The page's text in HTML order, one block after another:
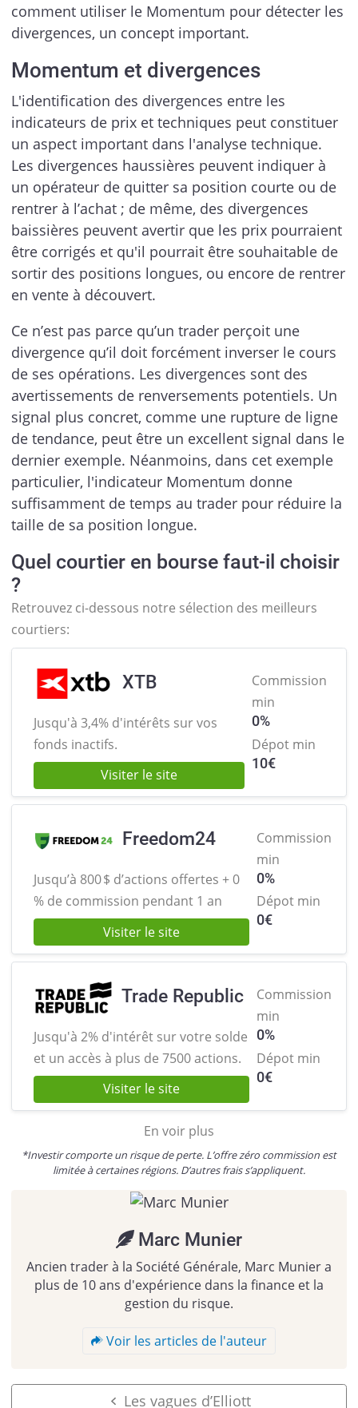
comment utiliser le Momentum pour détecter les
divergences, un concept important.
Momentum et divergences
L'identification des divergences entre les
indicateurs de prix et techniques peut constituer
un aspect important dans l'analyse technique.
Les divergences haussières peuvent indiquer à
un opérateur de quitter sa position courte ou de
rentrer à l’achat ; de même, des divergences
baissières peuvent avertir que les prix pourraient
être corrigés et qu'il pourrait être souhaitable de
sortir des positions longues, ou encore de rentrer
en vente à découvert.
Ce n’est pas parce qu’un trader perçoit une
divergence qu’il doit forcément inverser le cours
de ses opérations. Les divergences sont des
avertissements de renversements potentiels. Un
signal plus concret, comme une rupture de ligne
de tendance, peut être un excellent signal dans le
dernier exemple. Néanmoins, dans cet exemple
particulier, l'indicateur Momentum donne
suffisamment de temps au trader pour réduire la
taille de sa position longue.
Quel courtier en bourse faut-il choisir
?
Retrouvez ci-dessous notre sélection des meilleurs
courtiers:
XTB
Jusqu'à 3,4% d'intérêts survos
fonds inactifs.
Visiter le site
Commission
min
0%
Dépot min
10€
Freedom24
Jusqu’à 800 $ d’actions offertes +0
% de commission pendant 1 an
Visiter le site
Commission
min
0%
Dépot min
0€
Trade Republic
Jusqu'à 2% d'intérêt sur votre solde
et un accès à plus de 7500 actions.
Visiter le site
Commission
min
0%
Dépot min
0€
En voir plus
*Investir comporte un risque de perte. L’offre zéro commission est
limitée à certaines régions. D’autres frais s’appliquent.
Marc Munier
Ancien trader à la Société Générale, Marc Munier a
plus de 10 ans d'expérience dans la finance et la
gestion du risque.
Voir les articles de l'auteur
Les vagues d’Elliott